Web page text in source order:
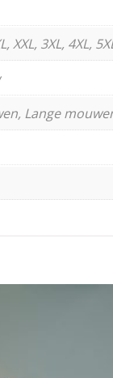
XXL, 3XL, 4XL,
Lange